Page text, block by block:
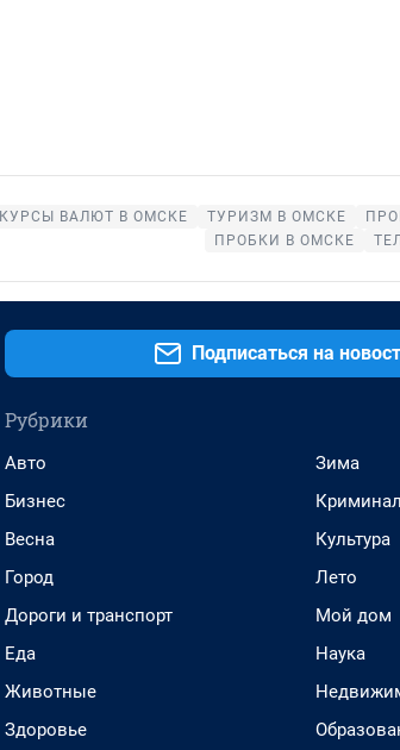
КУРСЫ ВАЛЮТ В ОМСКЕ ТУРИЗМ В ОМСКЕ
ПРОБКИ В ОМСКЕ
Подписаться на
Рубрики
Авто
Бизнес
Весна
Город
Дороги и транспорт
Еда
Животные
Здоровье
Зима
Криминал
Культура
Лето
Мой дом
Наука